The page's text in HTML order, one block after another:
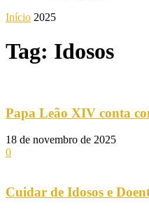
Início 2025
Tag: Idosos
Papa Leão XIV conta
18 de novembro de 2025
0
Cuidar de Idosos e